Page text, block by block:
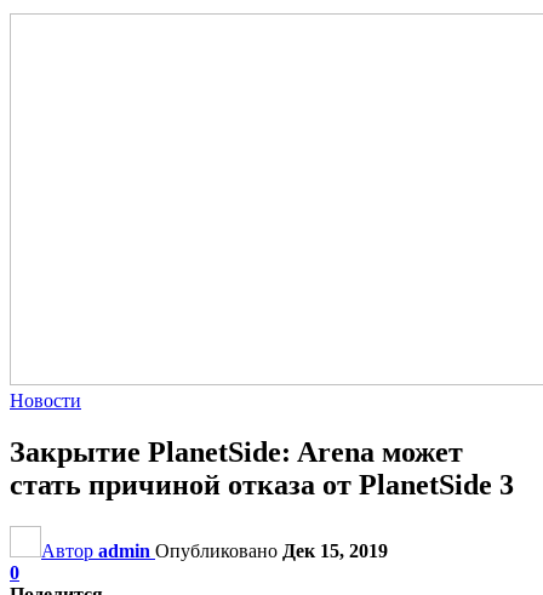
Новости
Закрытие PlanetSide: Arena может
стать причиной отказа от PlanetSide 3
Автор admin Опубликовано Дек 15, 2019
0